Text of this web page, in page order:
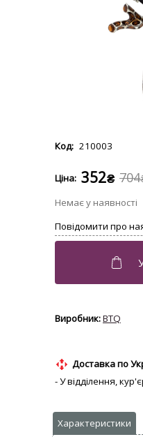
210003
704
352₴
BTQ
Доставка по
- У відділення,